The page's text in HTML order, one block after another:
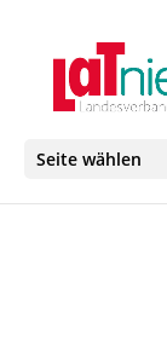
Seite wählen